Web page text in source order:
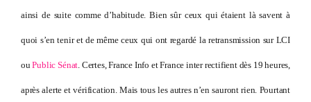
ainsi de suite comme d’habitude. Bien sûr ceux qui étaient là savent à
quoi s’en tenir et de même ceux qui ont regardé la retransmission sur LCI
ouPublic Sénat . Certes, France Info et France inter rectifient dès 19 heures,
après alerte et vérification. Mais tous les autres n’en sauront rien. Pourtant